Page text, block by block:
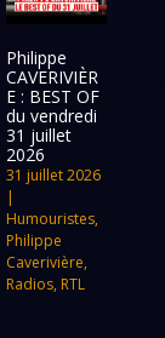
Philippe
CAVERIVIÈR
E : BEST OF
du vendredi
31 juillet
2026
31 juillet 2026
|
Humouristes,
Philippe
Caverivière,
Radios, RTL